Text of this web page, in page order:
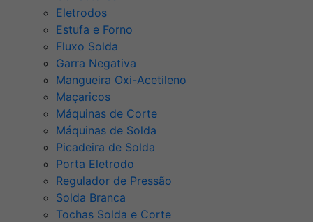
Eletrodos
Estufa e Forno
Fluxo Solda
Garra Negativa
Mangueira Oxi-Acetileno
Maçaricos
Máquinas de Corte
Máquinas de Solda
Picadeira de Solda
Porta Eletrodo
Regulador de Pressão
Solda Branca
Tochas Solda e Corte